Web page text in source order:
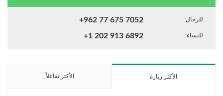
للرجال: +962 77 675 7052
للنساء: +1 202 913 6892
الأكثر زيارة الأكثر تفاعلاً